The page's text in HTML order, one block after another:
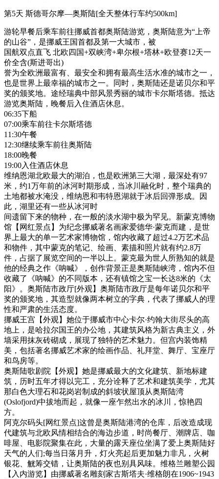
第5天 斯德哥尔摩—奥斯陆[全天整体行车约500km]
游轮早餐后乘车前往挪威首都奥斯陆游览，奥斯陆意为“上帝
的山谷”，是挪威王国首都及第一大城市，被
国航双点直飞 北欧四国+双峡湾+卑尔根+塔林+欧登赛12天一
价全含(斯进哥出)
誉为全欧洲最富有、最安全和拥有最高生活水准的城市之一，
也是世界上最幸福的城市之一。同时，奥斯陆还是诺贝尔和平
奖的颁奖地。途经瑞典中部风景秀丽的城市卡尔斯塔德。抵达
游览奥斯陆，晚餐后入住酒店休息。
06:35下船
07:00乘车前往卡尔斯塔德
11:30午餐
12:30继续乘车前往奥斯陆
18:00晚餐
19:00入住酒店休息
维纳恩湖北欧最大的湖泊，也是欧洲第三大湖，最深处有97
米，约1万年前的冰河时期形成，当冰川融化时，整个瑞典的
土地都被水淹没，维纳恩和韦特恩湖就于冰后回弹形成。因
此，湖里还有一些从冰河时
间遗留下来的物种，在一般的淡水湖中极为罕见。新蒙克博物
馆【网红景点】为纪念挪威著名画家爱德华·蒙克而建，是世
界上最大的单一艺术家博物馆，馆内收藏了超过4.2万艺术品
和物件，其中蒙克的笔记、绘画、素描和照片就有约2.8万
件，占据了展览空间的一半以上。蒙克最为世人所熟知的就是
他的经典之作《呐喊》，创作背景正是奥斯陆峡湾，馆内不但
收藏了《呐喊》的不同版本，还有镇馆之宝一长达8米的《太
阳》。奥斯陆市政厅[外观】奥斯陆市政厅是每年诺贝尔和平
奖的颁奖地，其造型就像两本树立的字典，代表了挪威人的理
性和严肃的生活态度。
挪威王宫【外观】她位于挪威市中心卡尔·约翰大街尽头的高
地上，是哈拉尔国王的办公地，其建筑风格为新古典主义，外
墙采用抹灰砖砌成，展现了独特的艺术魅力。但宫内装饰精
美，包括著名挪威艺术家的绘画作品、礼拜堂、舞厅、宝座厅
和鸟房等。
奥斯陆歌剧院【外观】她是挪威最大的文化建筑、新地标建
筑，历时五年才得以完工，充分诠释了艺术和建筑美学，尤其
那白色大理石和花岗岩制成的斜坡状屋顶从奥斯陆湾
(Oslofjord)中拔地而起，就像一座乍然出水的冰川，惊艳四
方。
阿克尔码头[网红景点]这曾是奥斯陆港湾的仓库，后改造成现
代建筑与北欧风情相结合的海边步道，时尚餐厅、潮牌店、咖
啡屋、电影院聚集在此，大量的露天座位坐满了爱上奥斯陆好
天气的人们;每当日落月升，灯火亮起后更加魅力非凡，火树
银花、觥筹交错，让奥斯陆的夜也别具风味。维格兰雕塑公园
【入内游览】由挪威著名雕刻家古斯塔夫·维格朗在1906~1943